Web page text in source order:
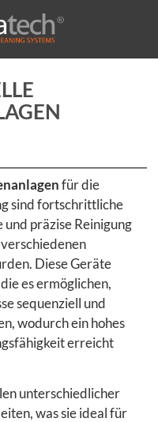
für die
sind fortschrittliche
präzise Reinigung
Diese Geräte
es ermöglichen,
sequenziell und
wodurch ein hohes
erreicht
unterschiedlicher
was sie ideal für